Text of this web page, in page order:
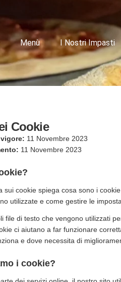
Menù I Nostri Impasti
Cookie
11 Novembre 2023
11 Novembre 2023
sui cookie spiega cosa sono i
utilizzate e come gestire le
file di testo che vengono utilizzati
ci aiutano a far funzionare
e dove necessita di
i cookie?